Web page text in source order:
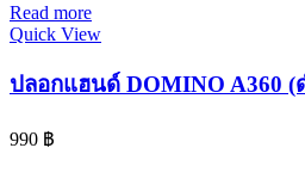
Read more
Quick View
ปลอกแฮนด์ DOMINO A360 (
990 ฿